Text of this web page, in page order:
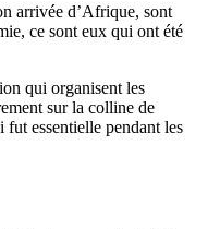
arrivée d’Afrique, sont
ce sont eux qui ont été
qui organisent les
sur la colline de
fut essentielle pendant les